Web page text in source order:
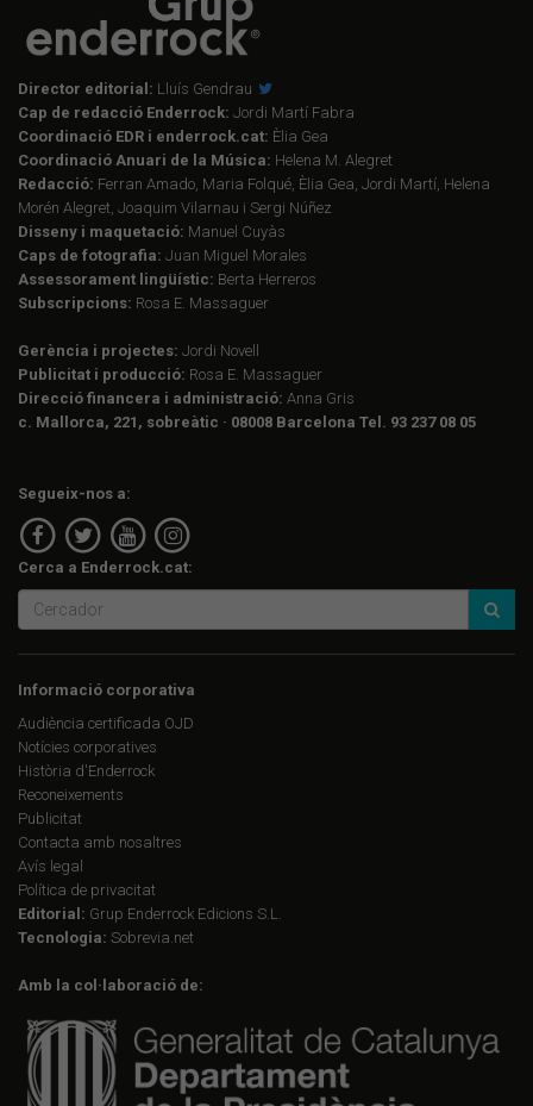
Director editorial: Lluís Gendrau
Cap de redacció Enderrock: Jordi Martí Fabra
Coordinació EDR i enderrock.cat: Èlia Gea
Coordinació Anuari de la Música: Helena M. Alegret
Redacció: Ferran Amado, Maria Folqué, Èlia Gea, Jordi Martí, Helena
Morén Alegret, Joaquim Vilarnau i Sergi Núñez
Disseny i maquetació: Manuel Cuyàs
Caps de fotografia: Juan Miguel Morales
Assessorament lingüístic: Berta Herreros
Subscripcions: Rosa E. Massaguer
Gerència i projectes: Jordi Novell
Publicitat i producció: Rosa E. Massaguer
Direcció financera i administració: Anna Gris
c. Mallorca, 221, sobreàtic · 08008 Barcelona Tel. 93 237 08 05
Segueix-nos a:
Cerca a Enderrock.cat:
Informació corporativa
Audiència certificada OJD
Notícies corporatives
Història d'Enderrock
Reconeixements
Publicitat
Contacta amb nosaltres
Avís legal
Política de privacitat
Editorial: Grup Enderrock Edicions S.L.
Tecnologia: Sobrevia.net
Amb la col·laboració de: